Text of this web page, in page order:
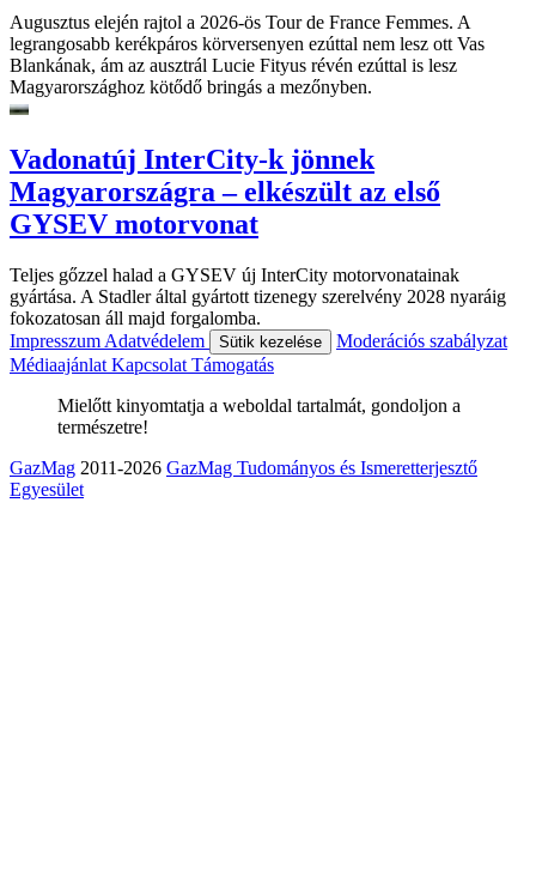
Augusztus elején rajtol a 2026-ös Tour de France Femmes. A
legrangosabb kerékpáros körversenyen ezúttal nem lesz ott Vas
Blankának, ám az ausztrál Lucie Fityus révén ezúttal is lesz
Magyarországhoz kötődő bringás a mezőnyben.
Vadonatúj InterCity-k jönnek
Magyarországra – elkészült az első
GYSEV motorvonat
Teljes gőzzel halad a GYSEV új InterCity motorvonatainak
gyártása. A Stadler által gyártott tizenegy szerelvény 2028 nyaráig
fokozatosan áll majd forgalomba.
Impresszum Adatvédelem Sütik kezelése
Moderációs szabályzat
Médiaajánlat Kapcsolat Támogatás
Mielőtt kinyomtatja a weboldal tartalmát, gondoljon a
természetre!
GazMag 2011-2026 GazMag Tudományos és Ismeretterjesztő
Egyesület